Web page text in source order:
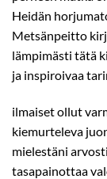
Heidän
Metsänpeitto
lämpimästi tätä
ja inspiroivaa
ilmaiset ollut
kiemurteleva
mielestäni
tasapainottaa